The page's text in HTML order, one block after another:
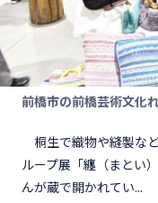
前橋市の前橋芸術文化
桐生で織物や縫製な
ループ展「纏（まとい
んが蔵で開かれてい...